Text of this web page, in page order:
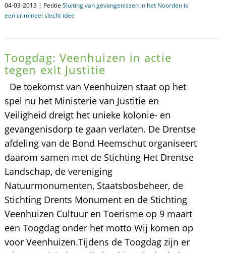
04-03-2013 | Petitie Sluiting van gevangenissen in het Noorden is
een crimineel slecht idee
Toogdag: Veenhuizen in actie
tegen exit Justitie
De toekomst van Veenhuizen staat op het
spel nu het Ministerie van Justitie en
Veiligheid dreigt het unieke kolonie- en
gevangenisdorp te gaan verlaten. De Drentse
afdeling van de Bond Heemschut organiseert
daarom samen met de Stichting Het Drentse
Landschap, de vereniging
Natuurmonumenten, Staatsbosbeheer, de
Stichting Drents Monument en de Stichting
Veenhuizen Cultuur en Toerisme op 9 maart
een Toogdag onder het motto Wij komen op
voor Veenhuizen.Tijdens de Toogdag zijn er